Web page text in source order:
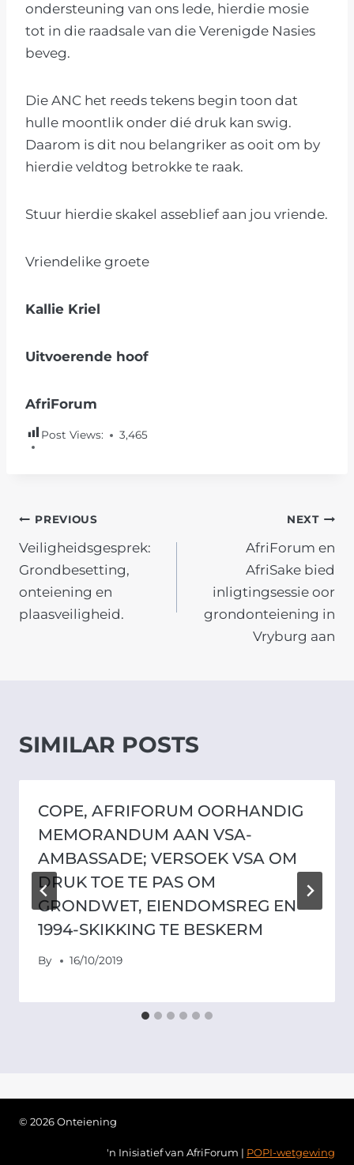
ondersteuning van ons lede, hierdie mosie
tot in die raadsale van die Verenigde Nasies
beveg.
Die ANC het reeds tekens begin toon dat
hulle moontlik onder dié druk kan swig.
Daarom is dit nou belangriker as ooit om by
hierdie veldtog betrokke te raak.
Stuur hierdie skakel asseblief aan jou vriende.
Vriendelike groete
Kallie Kriel
Uitvoerende hoof
AfriForum
Post Views: 3,465
POST
NAVIGATION
PREVIOUS
Veiligheidsgesprek:
Grondbesetting,
onteiening en
plaasveiligheid.
NEXT
AfriForum en
AfriSake bied
inligtingsessie oor
grondonteiening in
Vryburg aan
SIMILAR POSTS
COPE, AFRIFORUM OORHANDIG
MEMORANDUM AAN VSA-
AMBASSADE; VERSOEK VSA OM
DRUK TOE TE PAS OM
GRONDWET, EIENDOMSREG EN
1994-SKIKKING TE BESKERM
By 16/10/2019
© 2026 Onteiening
'n Inisiatief van AfriForum | POPI-wetgewing